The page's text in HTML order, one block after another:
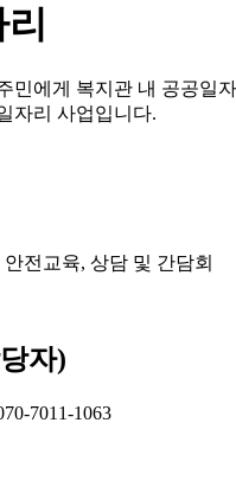
민에게 복지관 내 공공일
자리 사업입니다.
전교육, 상담 및 간담회
자)
7011-1063